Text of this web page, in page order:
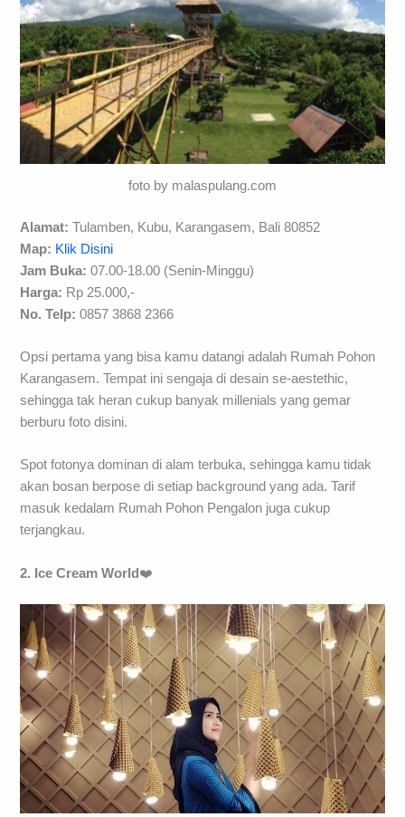
foto by malaspulang.com
Alamat: Tulamben, Kubu, Karangasem, Bali 80852
Map: Klik Disini
Jam Buka: 07.00-18.00 (Senin-Minggu)
Harga: Rp 25.000,-
No. Telp: 0857 3868 2366
Opsi pertama yang bisa kamu datangi adalah Rumah Pohon
Karangasem. Tempat ini sengaja di desain se-aestethic,
sehingga tak heran cukup banyak millenials yang gemar
berburu foto disini.
Spot fotonya dominan di alam terbuka, sehingga kamu tidak
akan bosan berpose di setiap background yang ada. Tarif
masuk kedalam Rumah Pohon Pengalon juga cukup
terjangkau.
2. Ice Cream World ❤️